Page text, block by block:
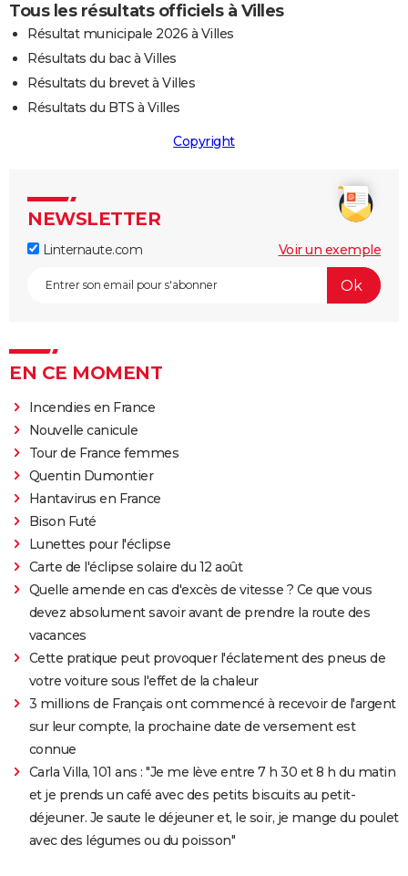
Tous les résultats officiels à Villes
Résultat municipale 2026 à Villes
Résultats du bac à Villes
Résultats du brevet à Villes
Résultats du BTS à Villes
Copyright
NEWSLETTER
Linternaute.com Voir un exemple
EN CE MOMENT
Incendies en France
Nouvelle canicule
Tour de France femmes
Quentin Dumontier
Hantavirus en France
Bison Futé
Lunettes pour l'éclipse
Carte de l'éclipse solaire du 12 août
Quelle amende en cas d'excès de vitesse ? Ce que vous
devez absolument savoir avant de prendre la route des
vacances
Cette pratique peut provoquer l'éclatement des pneus de
votre voiture sous l'effet de la chaleur
3 millions de Français ont commencé à recevoir de l'argent
sur leur compte, la prochaine date de versement est
connue
Carla Villa, 101 ans : "Je me lève entre 7 h 30 et 8 h du matin
et je prends un café avec des petits biscuits au petit-
déjeuner. Je saute le déjeuner et, le soir, je mange du poulet
avec des légumes ou du poisson"